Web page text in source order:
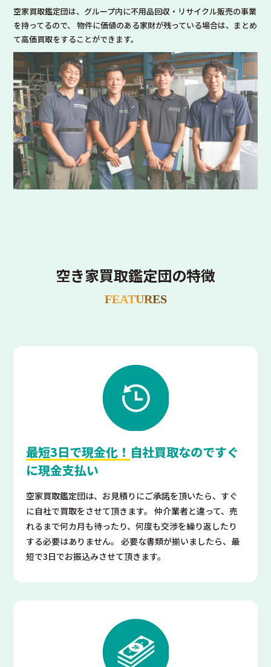
空家買取鑑定団は、グループ内に不用品回収・リサイクル販売の事業
を持ってるので、 物件に価値のある家財が残っている場合は、まとめ
て高価買取をすることができます。
空き家買取鑑定団の特徴
FEATURES
最短3日で現金化！ 自社買取なのですぐ
に現金支払い
空家買取鑑定団は、お見積りにご承諾を頂いたら、すぐ
に自社で買取をさせて頂きます。 仲介業者と違って、売
れるまで何カ月も待ったり、何度も交渉を繰り返したり
する必要はありません。 必要な書類が揃いましたら、最
短で3日でお振込みさせて頂きます。